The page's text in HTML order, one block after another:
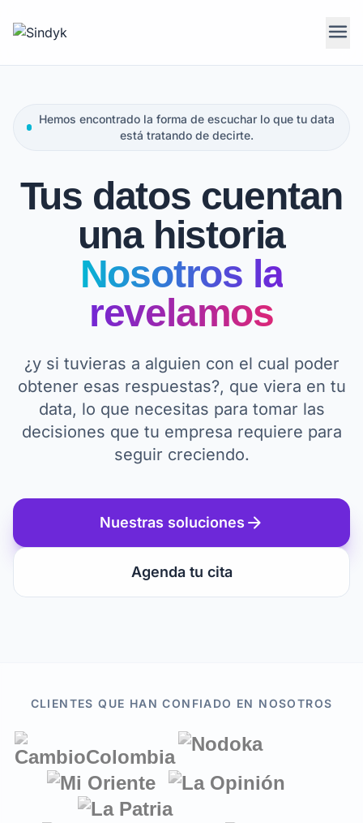
menu
Hemos encontrado la forma de escuchar lo que tu data
está tratando de decirte.
Tus datos cuentan
una historia
Nosotros la
revelamos
¿y si tuvieras a alguien con el cual poder
obtener esas respuestas?, que viera en tu
data, lo que necesitas para tomar las
decisiones que tu empresa requiere para
seguir creciendo.
Nuestras soluciones arrow_forward
Agenda tu cita
CLIENTES QUE HAN CONFIADO EN NOSOTROS